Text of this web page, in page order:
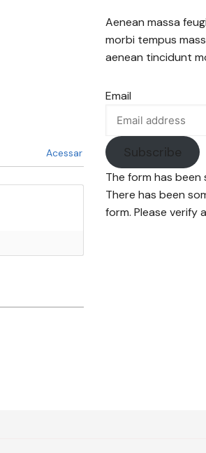
Acessar
Aenean massa
morbi tempus
aenean tincidunt
Email
Subscribe
The form has
There has been
form. Please verify